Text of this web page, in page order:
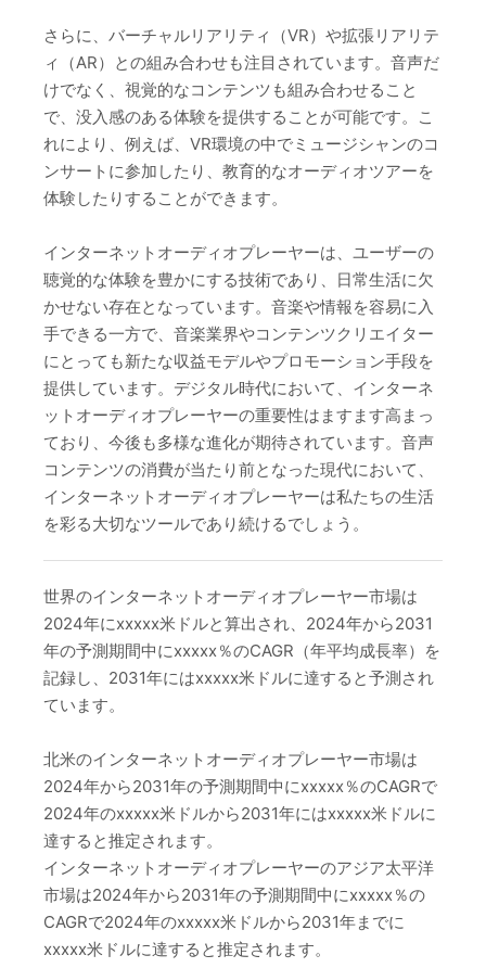
さらに、バーチャルリアリティ（VR）や拡張リアリテ
ィ（AR）との組み合わせも注目されています。音声だ
けでなく、視覚的なコンテンツも組み合わせること
で、没入感のある体験を提供することが可能です。こ
れにより、例えば、VR環境の中でミュージシャンのコ
ンサートに参加したり、教育的なオーディオツアーを
体験したりすることができます。
インターネットオーディオプレーヤーは、ユーザーの
聴覚的な体験を豊かにする技術であり、日常生活に欠
かせない存在となっています。音楽や情報を容易に入
手できる一方で、音楽業界やコンテンツクリエイター
にとっても新たな収益モデルやプロモーション手段を
提供しています。デジタル時代において、インターネ
ットオーディオプレーヤーの重要性はますます高まっ
ており、今後も多様な進化が期待されています。音声
コンテンツの消費が当たり前となった現代において、
インターネットオーディオプレーヤーは私たちの生活
を彩る大切なツールであり続けるでしょう。
世界のインターネットオーディオプレーヤー市場は
2024年にxxxxx米ドルと算出され、2024年から2031
年の予測期間中にxxxxx％のCAGR（年平均成長率）を
記録し、2031年にはxxxxx米ドルに達すると予測され
ています。
北米のインターネットオーディオプレーヤー市場は
2024年から2031年の予測期間中にxxxxx％のCAGRで
2024年のxxxxx米ドルから2031年にはxxxxx米ドルに
達すると推定されます。
インターネットオーディオプレーヤーのアジア太平洋
市場は2024年から2031年の予測期間中にxxxxx％の
CAGRで2024年のxxxxx米ドルから2031年までに
xxxxx米ドルに達すると推定されます。